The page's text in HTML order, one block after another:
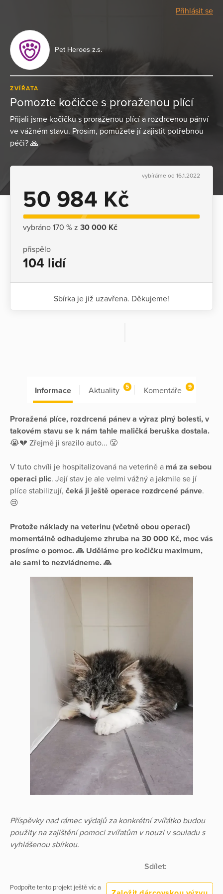
Přihlásit se
Pet Heroes z.s.
ZVÍŘATA
Pomozte kočičce s proraženou plící
Přijali jsme kočičku s proraženou plící a rozdrcenou pánví
ve vážném stavu. Prosím, pomůžete jí zajistit potřebnou
péči? 🙏
vybíráme od 16.1.2022
50 984 Kč
vybráno 170 % z 30 000 Kč
přispělo
104 lidí
Sbírka je již uzavřena. Děkujeme!
Informace Aktuality 5 Komentáře 9
Proražená plíce, rozdrcená pánev a výraz plný bolesti, v
takovém stavu se k nám tahle maličká beruška dostala.
😭💔 Zřejmě ji srazilo auto... 😤
V tuto chvíli je hospitalizovaná na veterině a má za sebou
operaci plic. Její stav je ale velmi vážný a jakmile se jí
plíce stabilizují, čeká ji ještě operace rozdrcené pánve.
😢
Protože náklady na veterinu (včetně obou operací)
momentálně odhadujeme zhruba na 30 000 Kč, moc vás
prosíme o pomoc. 🙏 Uděláme pro kočičku maximum,
ale sami to nezvládneme. 🙏
Příspěvky nad rámec výdajů za konkrétní zvířátko budou
použity na zajištění pomoci zvířatům v nouzi v souladu s
vyhlášenou sbírkou.
Sdílet:
Podpořte tento projekt ještě víc a